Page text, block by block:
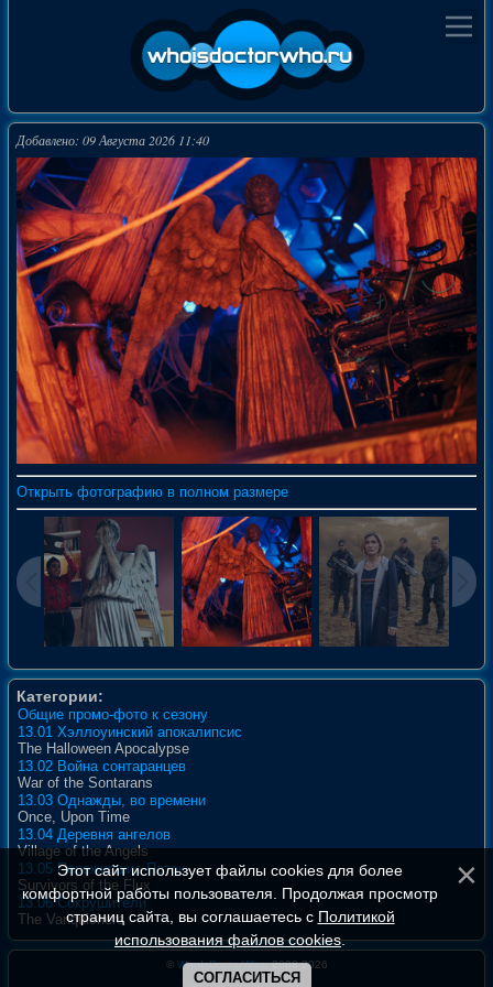
Добавлено: 09 Августа 2026 11:40
Открыть фотографию в полном размере
Категории:
Общие промо-фото к сезону
13.01 Хэллоуинский апокалипсис
The Halloween Apocalypse
13.02 Война сонтаранцев
War of the Sontarans
13.03 Однажды, во времени
Once, Upon Time
13.04 Деревня ангелов
Village of the Angels
13.05 Пережившие Поток
Survivors of the Flux
13.06 Сокрушители
The Vanquishers
© WhoIsDoctorWho, 2008-2026
Этот сайт использует файлы cookies для более
комфортной работы пользователя. Продолжая просмотр
страниц сайта, вы соглашаетесь с Политикой
использования файлов cookies.
СОГЛАСИТЬСЯ